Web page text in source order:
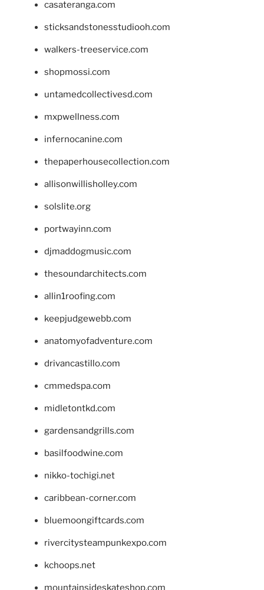
casateranga.com
sticksandstonesstudiooh.com
walkers-treeservice.com
shopmossi.com
untamedcollectivesd.com
mxpwellness.com
infernocanine.com
thepaperhousecollection.com
allisonwillisholley.com
solslite.org
portwayinn.com
djmaddogmusic.com
thesoundarchitects.com
allin1roofing.com
keepjudgewebb.com
anatomyofadventure.com
drivancastillo.com
cmmedspa.com
midletontkd.com
gardensandgrills.com
basilfoodwine.com
nikko-tochigi.net
caribbean-corner.com
bluemoongiftcards.com
rivercitysteampunkexpo.com
kchoops.net
mountainsideskateshop.com